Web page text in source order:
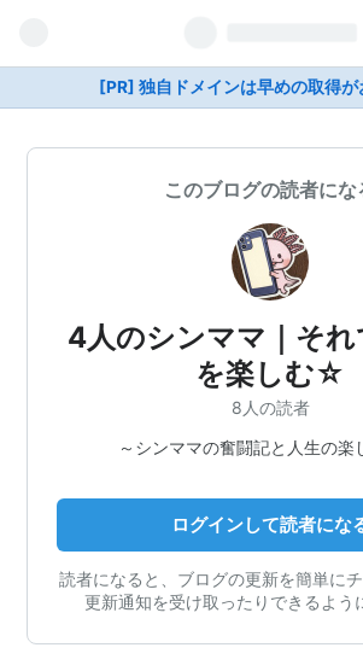
[PR] 独自ドメインは早めの取得が
このブログの読者にな
4人のシンママ｜それ
を楽しむ☆
8人の読者
～シンママの奮闘記と人生の楽
ログインして読者にな
読者になると、ブログの更新を簡単にチ
更新通知を受け取ったりできるよう